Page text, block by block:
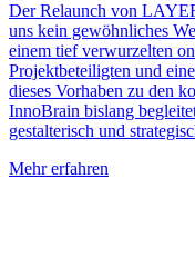
Der Relaunch von
uns kein gewöhnliches
einem tief verwurzelten
Projektbeteiligten und
dieses Vorhaben zu den
InnoBrain bislang
gestalterisch und
Mehr erfahren